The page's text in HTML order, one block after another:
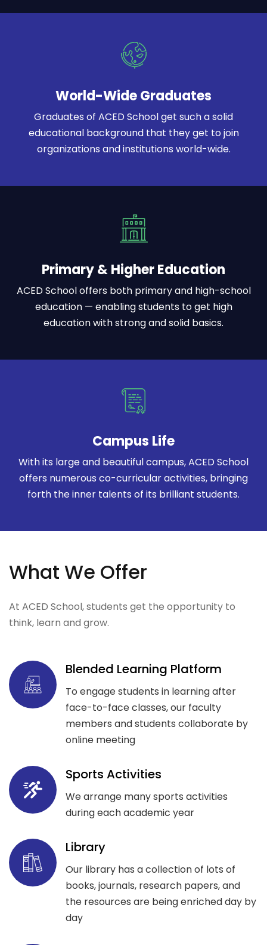
World-Wide Graduates
Graduates of ACED School get such a solid
educational background that they get to join
organizations and institutions world-wide.
Primary & Higher Education
ACED School offers both primary and high-school
education — enabling students to get high
education with strong and solid basics.
Campus Life
With its large and beautiful campus, ACED School
offers numerous co-curricular activities, bringing
forth the inner talents of its brilliant students.
What We Offer
At ACED School, students get the opportunity to
think, learn and grow.
Blended Learning Platform
To engage students in learning after
face-to-face classes, our faculty
members and students collaborate by
online meeting
Sports Activities
We arrange many sports activities
during each academic year
Library
Our library has a collection of lots of
books, journals, research papers, and
the resources are being enriched day by
day